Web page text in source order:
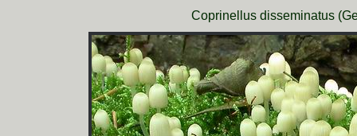
Coprinellus disseminatus